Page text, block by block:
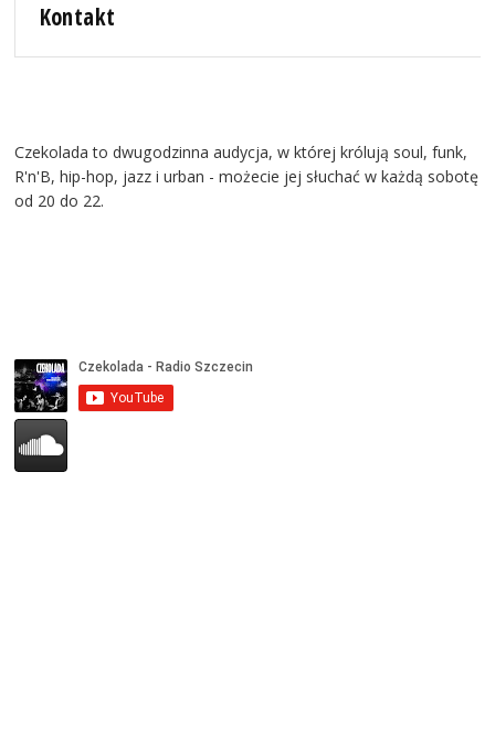
Kontakt
Czekolada to dwugodzinna audycja, w której królują soul, funk,
R'n'B, hip-hop, jazz i urban - możecie jej słuchać w każdą sobotę
od 20 do 22.